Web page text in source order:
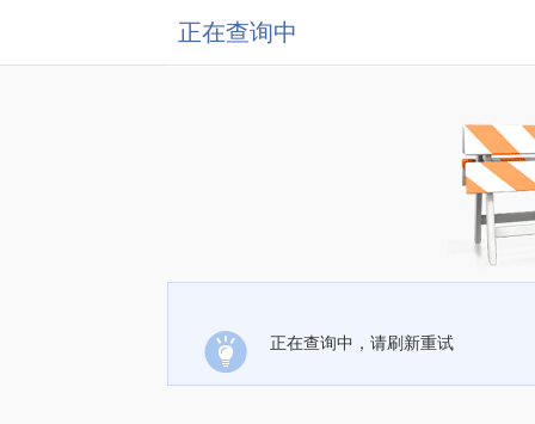
正在查询中
正在查询中，请刷新重试